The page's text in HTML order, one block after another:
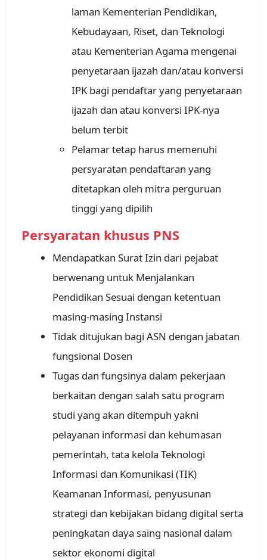
laman Kementerian Pendidikan,
Kebudayaan, Riset, dan Teknologi
atau Kementerian Agama mengenai
penyetaraan ijazah dan/atau konversi
IPK bagi pendaftar yang penyetaraan
ijazah dan atau konversi IPK-nya
belum terbit
Pelamar tetap harus memenuhi
persyaratan pendaftaran yang
ditetapkan oleh mitra perguruan
tinggi yang dipilih
Persyaratan khusus PNS
Mendapatkan Surat Izin dari pejabat
berwenang untuk Menjalankan
Pendidikan Sesuai dengan ketentuan
masing-masing Instansi
Tidak ditujukan bagi ASN dengan jabatan
fungsional Dosen
Tugas dan fungsinya dalam pekerjaan
berkaitan dengan salah satu program
studi yang akan ditempuh yakni
pelayanan informasi dan kehumasan
pemerintah, tata kelola Teknologi
Informasi dan Komunikasi (TIK)
Keamanan Informasi, penyusunan
strategi dan kebijakan bidang digital serta
peningkatan daya saing nasional dalam
sektor ekonomi digital